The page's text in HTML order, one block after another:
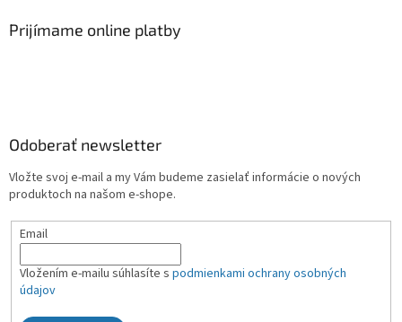
Prijímame online platby
Odoberať newsletter
Vložte svoj e-mail a my Vám budeme zasielať informácie o nových
produktoch na našom e-shope.
Email
Vložením e-mailu súhlasíte s podmienkami ochrany osobných
údajov